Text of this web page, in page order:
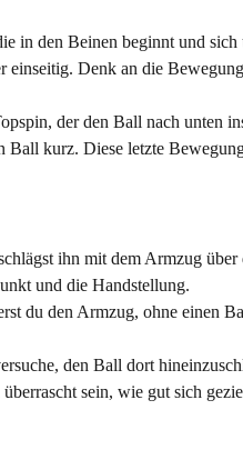
in den Beinen beginnt und sich
einseitig. Denk an die
der den Ball nach unten
Ball kurz. Diese letzte
ihn mit dem Armzug über
und die Handstellung.
du den Armzug, ohne einen
den Ball dort
sein, wie gut sich